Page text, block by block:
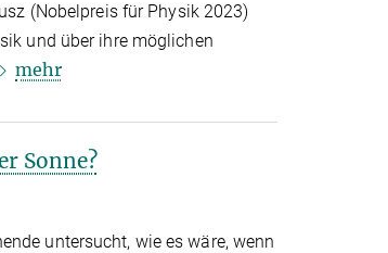
(Nobelpreis für Physik 2023)
und über ihre möglichen
mehr
Sonne?
untersucht, wie es wäre, wenn